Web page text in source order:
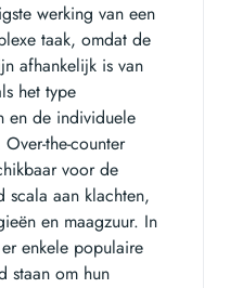
werking van een
taak, omdat de
afhankelijk is van
het type
en de individuele
the-counter
voor de
scala aan klachten,
en maagzuur. In
enkele populaire
staan om hun